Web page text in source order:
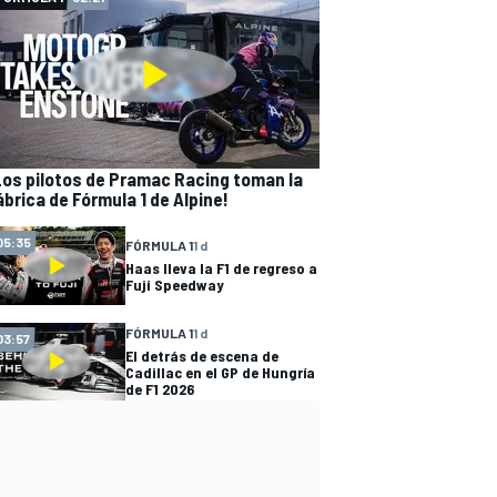
pilotos de Pramac Racing toman la
de Fórmula 1 de Alpine!
FÓRMULA 11 d
Haas lleva la F1 de regreso a
Fuji Speedway
FÓRMULA 11 d
El detrás de escena de
Cadillac en el GP de Hungría
de F1 2026